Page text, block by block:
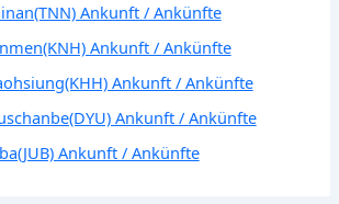
Ankunft / Ankünfte
Ankunft / Ankünfte
Ankunft / Ankünfte
Ankunft / Ankünfte
Ankunft / Ankünfte